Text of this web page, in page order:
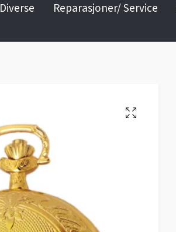
Diverse Reparasjoner/ Service